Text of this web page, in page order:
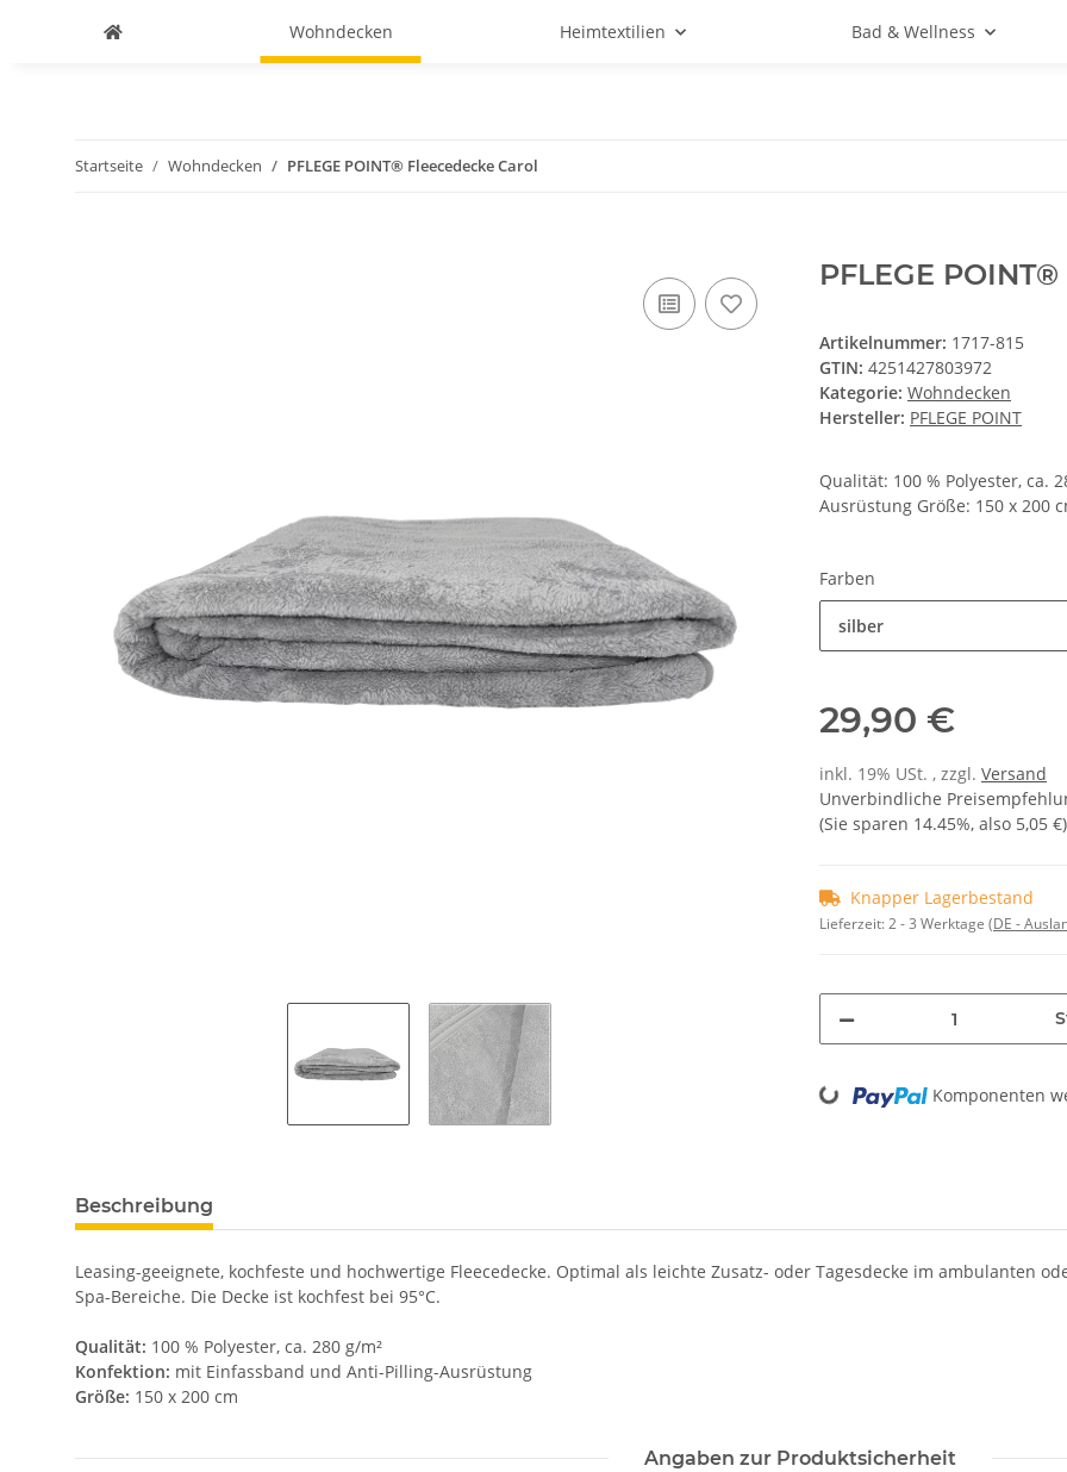
Wohndecken Heimtextilien Bad & Wellness
Startseite Wohndecken PFLEGE POINT® Fleecedecke Carol
PFLEGE
Artikelnummer: 1717-815
GTIN: 4251427803972
Kategorie: Wohndecken
Hersteller: PFLEGE POINT
Qualität: 100 % Polyester, ca.
Ausrüstung Größe: 150 x 200
Farben
silber
29,90 €
inkl. 19% USt. , zzgl. Versand
Unverbindliche
(Sie sparen 14.45%, also 5,05 €)
Knapper Lagerbestand
Lieferzeit:2 - 3 Werktage (DE -
Loading... Komponenten
Beschreibung
Leasing-geeignete, kochfeste und hochwertige Fleecedecke. Optimal als leichte Zusatz- oder Tagesdecke im ambulanten
Spa-Bereiche. Die Decke ist kochfest bei 95°C.
Qualität: 100 % Polyester, ca. 280 g/m²
Konfektion: mit Einfassband und Anti-Pilling-Ausrüstung
Größe: 150 x 200 cm
Angaben zur Produktsicherheit